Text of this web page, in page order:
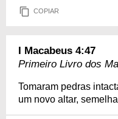
COPIAR
I Macabeus 4:47
Primeiro Livro dos
Tomaram pedras
um novo altar,